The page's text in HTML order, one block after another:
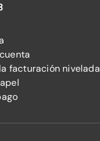
facturación nivelada